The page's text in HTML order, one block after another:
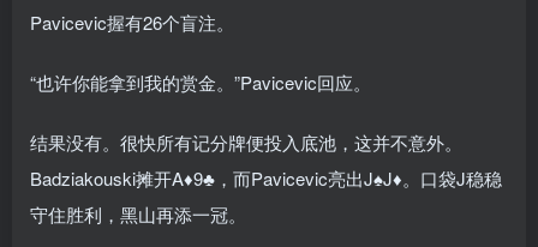
Pavicevic握有26个盲注。
“也许你能拿到我的赏金。”Pavicevic回应。
结果没有。很快所有记分牌便投入底池，这并不意外。
Badziakouski摊开A♦9♣，而Pavicevic亮出J♠J♦。口袋J稳稳
守住胜利，黑山再添一冠。